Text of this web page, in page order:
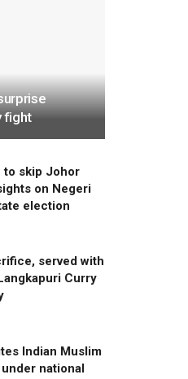
fight
to skip Johor
on Negeri
election
served with
Curry
Indian Muslim
national